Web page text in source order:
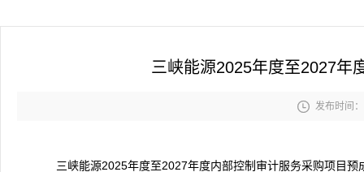
三峡能源2025年度至2027年
 发布时间
三峡能源2025年度至2027年度内部控制审计服务采购项目预